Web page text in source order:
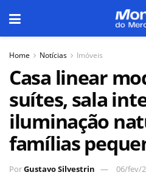
Home Notícias Imóveis
Casa linear
suítes, sala
iluminação
famílias
PorGustavo Silvestrin 06/fev/